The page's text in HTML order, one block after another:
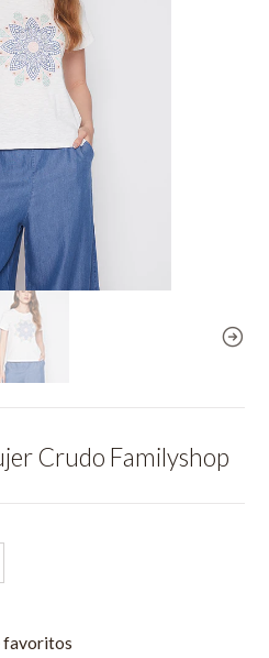
Crudo Familyshop
favoritos